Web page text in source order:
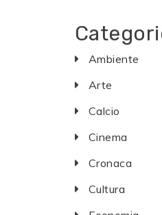
Ambiente
Arte
Calcio
Cinema
Cronaca
Cultura